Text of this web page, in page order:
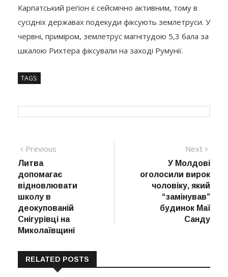
Карпатський регіон є сейсмічно активним, тому в
сусідніх державах подекуди фіксують землетруси. У
червні, приміром, землетрус магнітудою 5,3 бала за
шкалою Рихтера фіксували на заході Румунії.
TAGS:
Навігація
записів
Previous
Литва
допомагає
відновлювати
школу в
деокупованій
Снігурівці на
Миколаївщині
Next
post:
У Молдові
оголосили вирок
чоловіку, який
“замінував”
будинок Маї
Санду
RELATED POSTS